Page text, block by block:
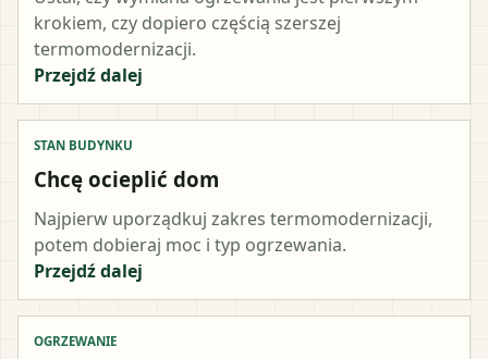
krokiem, czy dopiero częścią szerszej
termomodernizacji.
Przejdź dalej
STAN BUDYNKU
Chcę ocieplić dom
Najpierw uporządkuj zakres termomodernizacji,
potem dobieraj moc i typ ogrzewania.
Przejdź dalej
OGRZEWANIE